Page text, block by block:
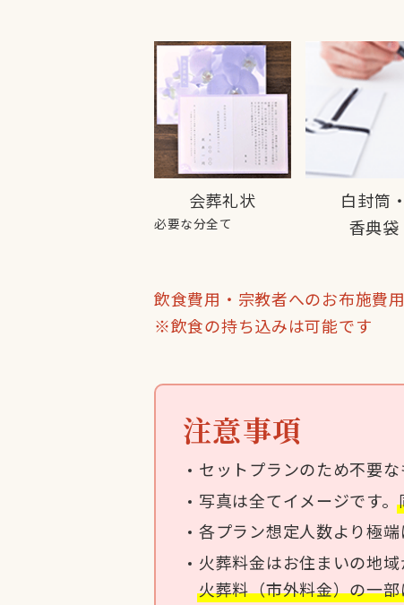
会葬礼状
必要な分全て
白封筒・
香典袋
飲食費用・宗教者へのお布施費
※飲食の持ち込みは可能です
注意事項
セットプランのため不要
写真は全てイメージです。
各プラン想定人数より極
火葬料金はお住まいの地
火葬料（市外料金）の一